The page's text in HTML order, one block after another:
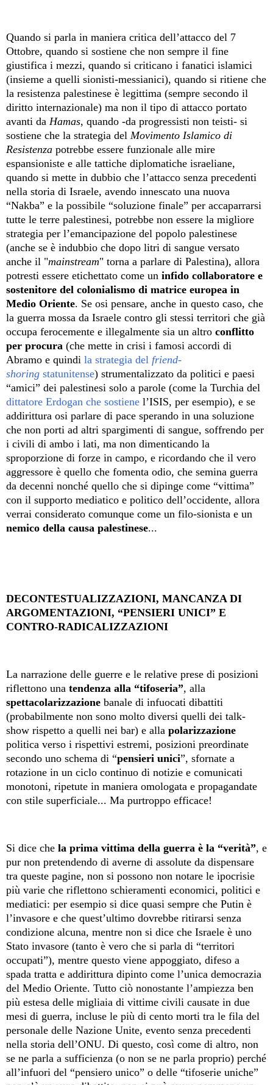
Quando si parla in maniera critica dell’attacco del 7
Ottobre, quando si sostiene che non sempre il fine
giustifica i mezzi, quando si criticano i fanatici islamici
(insieme a quelli sionisti-messianici), quando si ritiene che
la resistenza palestinese è legittima (sempre secondo il
diritto internazionale) ma non il tipo di attacco portato
avanti da Hamas, quando -da progressisti non teisti- si
sostiene che la strategia del Movimento Islamico di
Resistenza potrebbe essere funzionale alle mire
espansioniste e alle tattiche diplomatiche israeliane,
quando si mette in dubbio che l’attacco senza precedenti
nella storia di Israele, avendo innescato una nuova
“Nakba” e la possibile “soluzione finale” per accaparrarsi
tutte le terre palestinesi, potrebbe non essere la migliore
strategia per l’emancipazione del popolo palestinese
(anche se è indubbio che dopo litri di sangue versato
anche il "mainstream" torna a parlare di Palestina), allora
potresti essere etichettato come un infido collaboratore e
sostenitore del colonialismo di matrice europea in
Medio Oriente. Se osi pensare, anche in questo caso, che
la guerra mossa da Israele contro gli stessi territori che già
occupa ferocemente e illegalmente sia un altro conflitto
per procura (che mette in crisi i famosi accordi di
Abramo e quindi la strategia del friend-
shoring statunitense) strumentalizzato da politici e paesi
“amici” dei palestinesi solo a parole (come la Turchia del
dittatore Erdogan che sostiene l’ISIS, per esempio), e se
addirittura osi parlare di pace sperando in una soluzione
che non porti ad altri spargimenti di sangue, soffrendo per
i civili di ambo i lati, ma non dimenticando la
sproporzione di forze in campo, e ricordando che il vero
aggressore è quello che fomenta odio, che semina guerra
da decenni nonché quello che si dipinge come “vittima”
con il supporto mediatico e politico dell’occidente, allora
verrai considerato comunque come un filo-sionista e un
nemico della causa palestinese...
DECONTESTUALIZZAZIONI, MANCANZA DI
ARGOMENTAZIONI, “PENSIERI UNICI” E
CONTRO-RADICALIZZAZIONI
La narrazione delle guerre e le relative prese di posizioni
riflettono una tendenza alla “tifoseria”, alla
spettacolarizzazione banale di infuocati dibattiti
(probabilmente non sono molto diversi quelli dei talk-
show rispetto a quelli nei bar) e alla polarizzazione
politica verso i rispettivi estremi, posizioni preordinate
secondo uno schema di “pensieri unici”, sfornate a
rotazione in un ciclo continuo di notizie e comunicati
monotoni, ripetute in maniera omologata e propagandate
con stile superficiale... Ma purtroppo efficace!
Si dice che la prima vittima della guerra è la “verità”, e
pur non pretendendo di averne di assolute da dispensare
tra queste pagine, non si possono non notare le ipocrisie
più varie che riflettono schieramenti economici, politici e
mediatici: per esempio si dice quasi sempre che Putin è
l’invasore e che quest’ultimo dovrebbe ritirarsi senza
condizione alcuna, mentre non si dice che Israele è uno
Stato invasore (tanto è vero che si parla di “territori
occupati”), mentre questo viene appoggiato, difeso a
spada tratta e addirittura dipinto come l’unica democrazia
del Medio Oriente. Tutto ciò nonostante l’ampiezza ben
più estesa delle migliaia di vittime civili causate in due
mesi di guerra, incluse le più di cento morti tra le fila del
personale delle Nazione Unite, evento senza precedenti
nella storia dell’ONU. Di questo, così come di altro, non
se ne parla a sufficienza (o non se ne parla proprio) perché
all’infuori del “pensiero unico” o delle “tifoserie uniche”